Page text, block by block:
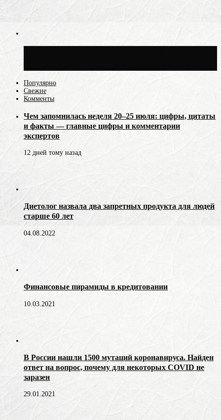
Популярно
Свежие
Комменты
Чем запомнилась неделя 20–25 июля: цифры, цитаты
и факты — главные цифры и комментарии
экспертов
12 дней тому назад
Диетолог назвала два запретных продукта для людей
старше 60 лет
04.08.2022
Финансовые пирамиды в кредитовании
10.03.2021
В России нашли 1500 мутаций коронавируса. Найден
ответ на вопрос, почему для некоторых COVID не
заразен
29.01.2021